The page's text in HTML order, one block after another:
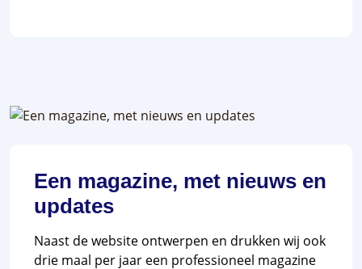
Een magazine, met nieuws en
updates
Naast de website ontwerpen en drukken wij ook
drie maal per jaar een professioneel magazine